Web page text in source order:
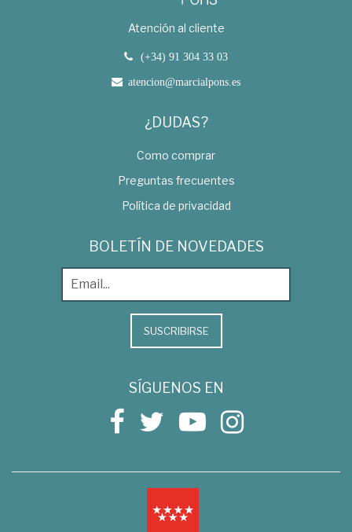
Atención al cliente
(+34) 91 304 33 03
atencion@marcialpons.es
¿DUDAS?
Como comprar
Preguntas frecuentes
Política de privacidad
BOLETÍN DE NOVEDADES
SUSCRIBIRSE
SÍGUENOS EN